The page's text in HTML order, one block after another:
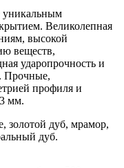
уникальным
Великолепная
высокой
веществ,
ударопрочность и
Прочные,
профиля и
мм.
золотой дуб, мрамор,
дуб.